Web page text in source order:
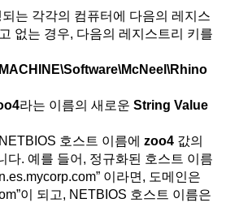
는 각각의 컴퓨터에 다음의 레지스
없는 경우, 다음의 레지스트리 키를
라는 이름의 새로운 String Value
호스트 이름에 zoo4 값의
다. 예를 들어, 정규화된 호스트 이름
이라면, 도메인은
이 되고, NETBIOS 호스트 이름은